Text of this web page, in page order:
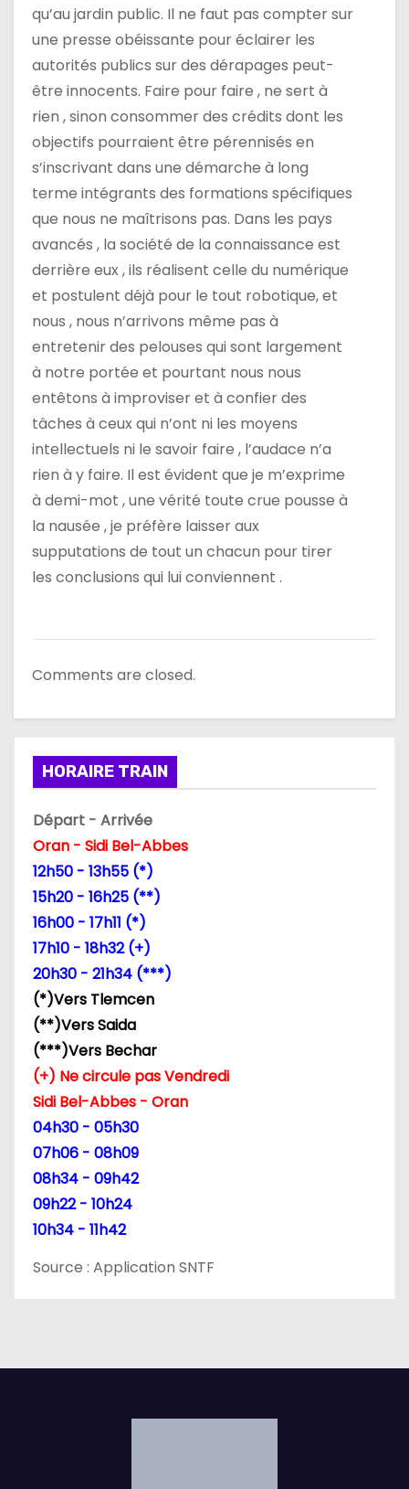
qu’au jardin public. Il ne faut pas compter sur
une presse obéissante pour éclairer les
autorités publics sur des dérapages peut-
être innocents. Faire pour faire , ne sert à
rien , sinon consommer des crédits dont les
objectifs pourraient être pérennisés en
s’inscrivant dans une démarche à long
terme intégrants des formations spécifiques
que nous ne maîtrisons pas. Dans les pays
avancés , la société de la connaissance est
derrière eux , ils réalisent celle du numérique
et postulent déjà pour le tout robotique, et
nous , nous n’arrivons même pas à
entretenir des pelouses qui sont largement
à notre portée et pourtant nous nous
entêtons à improviser et à confier des
tâches à ceux qui n’ont ni les moyens
intellectuels ni le savoir faire , l’audace n’a
rien à y faire. Il est évident que je m’exprime
à demi-mot , une vérité toute crue pousse à
la nausée , je préfère laisser aux
supputations de tout un chacun pour tirer
les conclusions qui lui conviennent .
Comments are closed.
HORAIRE TRAIN
Départ - Arrivée
Oran - Sidi Bel-Abbes
12h50 - 13h55 (*)
15h20 - 16h25 (**)
16h00 - 17h11 (*)
17h10 - 18h32 (+)
20h30 - 21h34 (***)
(*)Vers Tlemcen
(**)Vers Saida
(***)Vers Bechar
(+) Ne circule pas Vendredi
Sidi Bel-Abbes - Oran
04h30 - 05h30
07h06 - 08h09
08h34 - 09h42
09h22 - 10h24
10h34 - 11h42
Source : Application SNTF